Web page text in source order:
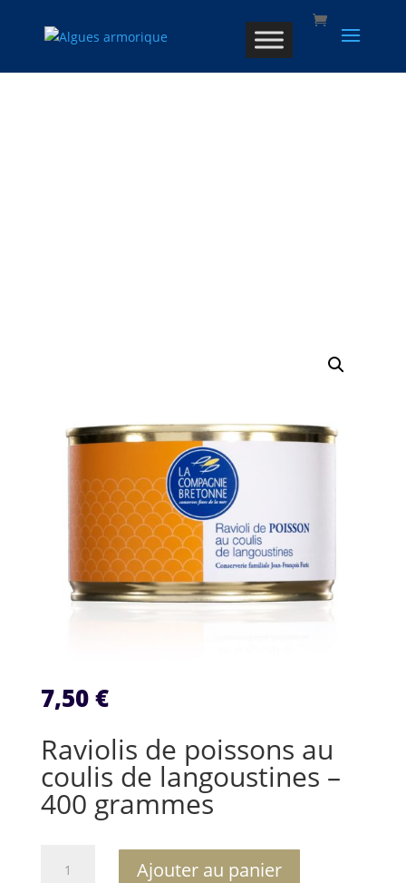
7,50€
Raviolis de poissons au
coulis de langoustines –
400 grammes
Ajouter au panier